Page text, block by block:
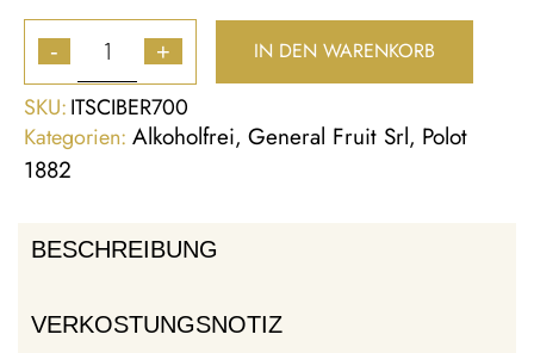
- + IN DEN WARENKORB
SKU:ITSCIBER700
Kategorien: Alkoholfrei, General Fruit Srl, Polot
1882
BESCHREIBUNG
VERKOSTUNGSNOTIZ